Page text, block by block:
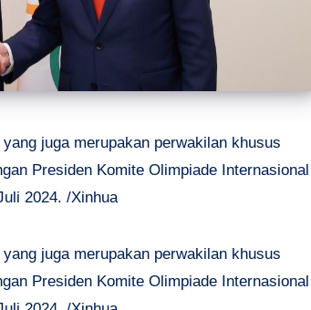
juga merupakan perwakilan khusus
Presiden Komite Olimpiade Internasional
2024. /Xinhua
juga merupakan perwakilan khusus
Presiden Komite Olimpiade Internasional